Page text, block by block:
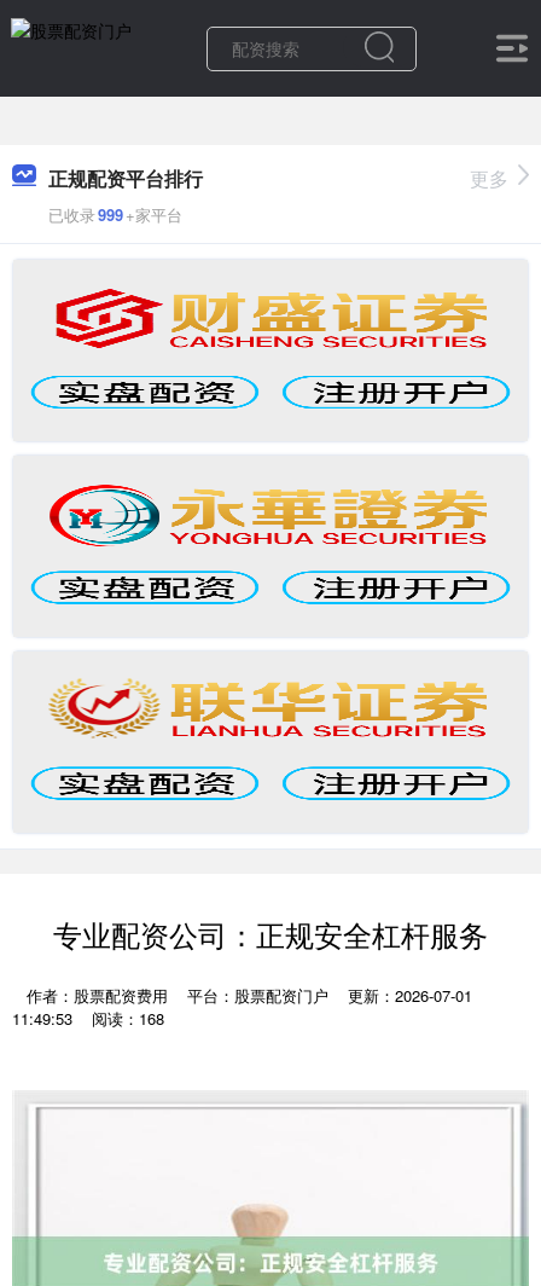
正规配资平台排行
已收录999+家平台
更多
专业配资公司：正规安全杠杆服务
作者：股票配资费用 平台：股票配资门户
更新：2026-07-01
11:49:53
阅读：168